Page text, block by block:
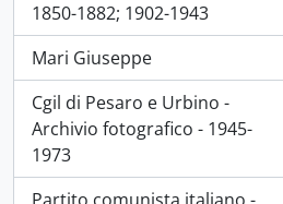
1850-1882; 1902-1943
Mari Giuseppe
, 359 résultats
Cgil di Pesaro e Urbino -
Archivio fotografico - 1945-
1973
, 297 résultats